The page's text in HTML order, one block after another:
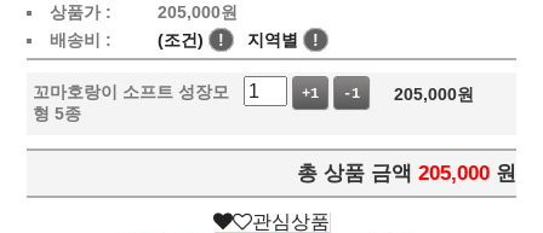
상품가 : 205,000원
배송비 :
(조건) ! 지역별 !
꼬마호랑이 소프트 성장모
형 5종
+1 -1 205,000원
총 상품 금액 205,000 원
관심상품